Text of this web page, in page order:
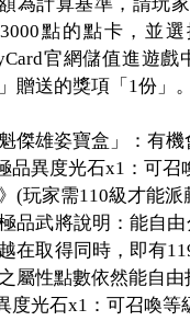
點的點卡，並
官網儲值進遊戲
贈送的獎項「1份」
魁傑雄姿寶盒」：有
品異度光石x1：可
(玩家需110級才能派
品武將說明：能自由
在取得同時，即有
屬性點數依然能自由
度光石x1：可召喚